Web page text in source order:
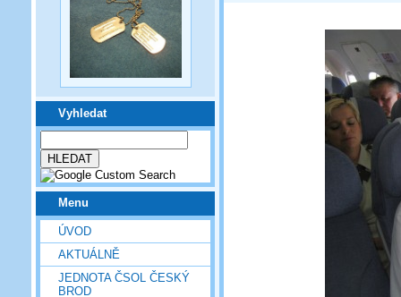
Vyhledat
Menu
ÚVOD
AKTUÁLNĚ
JEDNOTA ČSOL ČESKÝ
BROD